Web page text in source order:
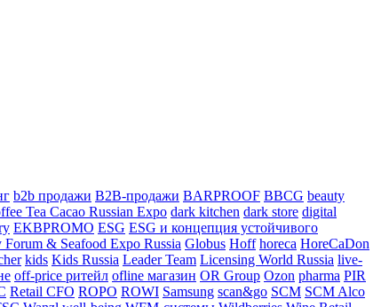
b2b продажи B2B-продажи BARPROOF BBCG beauty
Tea Cacao Russian Expo dark kitchen dark store digital
EKBPROMO ESG ESG и концепция устойчивого
Forum & Seafood Expo Russia Globus Hoff horeca HoreCaDon
kids Kids Russia Leader Team Licensing World Russia live-
off-price ритейл ofline магазин OR Group Ozon pharma PIR
Retail CFO ROPO ROWI Samsung scan&go SCM SCM Alco